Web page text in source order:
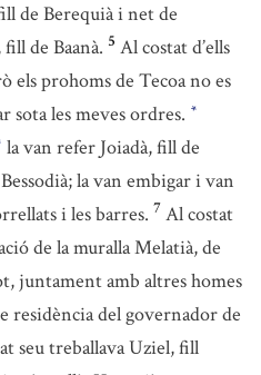
de Berequià i net de
de Baanà. 5 Al costat d’ells
els prohoms de Tecoa no es
sota les meves ordres. *
la van refer Joiadà, fill de
la van embigar i van
i les barres. 7 Al costat
de la muralla Melatià, de
juntament amb altres homes
residència del governador de
seu treballava Uziel, fill